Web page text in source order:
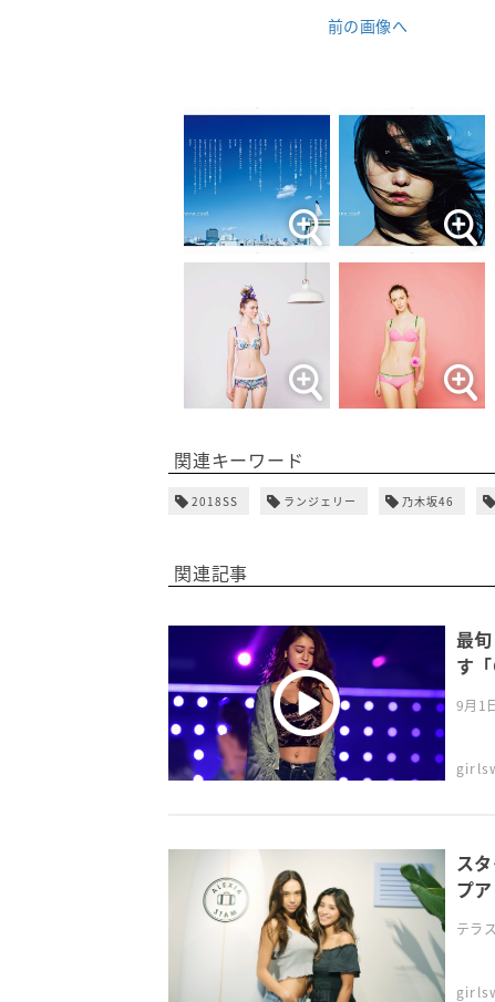
前の画像へ
関連キーワード
2018SS ランジェリー 乃木坂46
関連記事
最
す
9月1
ス
プ
テラ